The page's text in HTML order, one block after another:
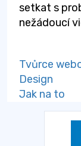
setkat s
nežádoucí
Tvůrce
Design
Jak na to